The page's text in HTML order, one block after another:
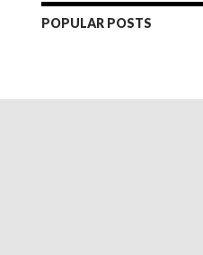
POPULAR POSTS